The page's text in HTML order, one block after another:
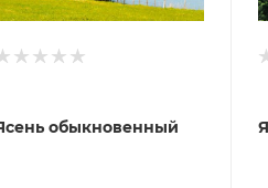
обыкновенный